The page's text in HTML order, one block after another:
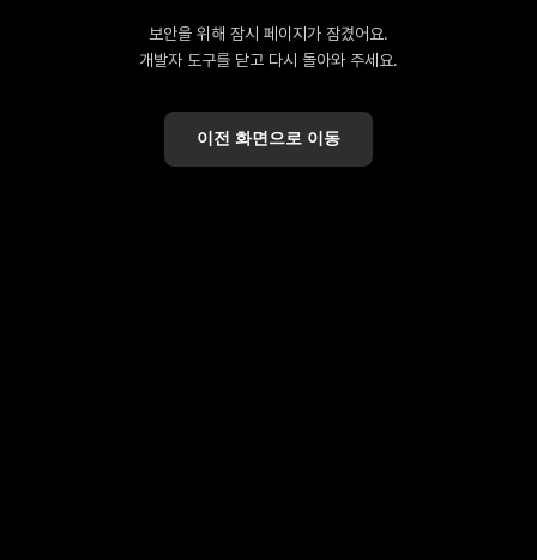
보안을 위해 잠시 페이지가 잠겼어요.
개발자 도구를 닫고 다시 돌아와 주세요.
이전 화면으로 이동